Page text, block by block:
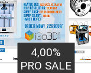
4,00%
PRO SALE